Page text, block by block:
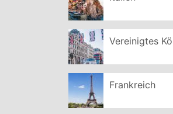
Vereinigtes
Frankreich